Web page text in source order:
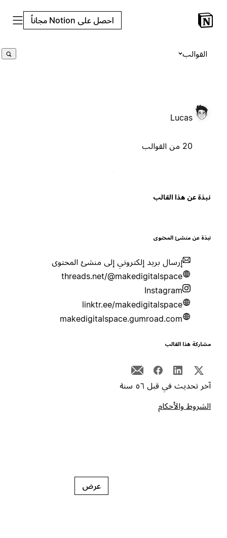
احصل على Notion مجاناً
القوالب
Lucas
عن هذا القالب
عن منشئ المحتوى
إرسال بريد إلكتروني إلى منشئ المحتوى
threads.net/@makedigitalspace
Instagram
linktr.ee/makedigitalspace
makedigitalspace.gumroad.com
هذا القالب
تحديث في قبل ٥٦ سنة
والأحكام
عرض